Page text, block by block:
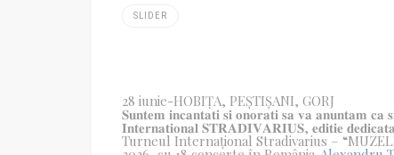
SLIDER
28 iunie-HOBIȚA, PEȘTIȘANI, GORJ
𝐒𝐮𝐧𝐭𝐞𝐦 𝐢𝐧𝐜𝐚𝐧𝐭𝐚𝐭𝐢 𝐬𝐢 𝐨𝐧𝐨𝐫𝐚𝐭𝐢 𝐬𝐚 𝐯𝐚 𝐚𝐧𝐮𝐧𝐭𝐚𝐦
𝐈𝐧𝐭𝐞𝐫𝐧𝐚𝐭𝐢𝐨𝐧𝐚𝐥 𝐒𝐓𝐑𝐀𝐃𝐈𝐕𝐀𝐑𝐈𝐔𝐒, 𝐞𝐝𝐢𝐭𝐢𝐞
Turneul Internațional Stradivarius –